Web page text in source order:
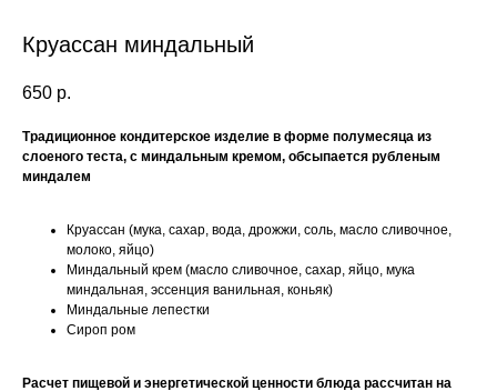
Круассан миндальный
650 р.
Традиционное кондитерское изделие в форме полумесяца из
слоеного теста, с миндальным кремом, обсыпается рубленым
миндалем
Круассан (мука, сахар, вода, дрожжи, соль, масло сливочное,
молоко, яйцо)
Миндальный крем (масло сливочное, сахар, яйцо, мука
миндальная, эссенция ванильная, коньяк)
Миндальные лепестки
Сироп ром
Расчет пищевой и энергетической ценности блюда рассчитан на